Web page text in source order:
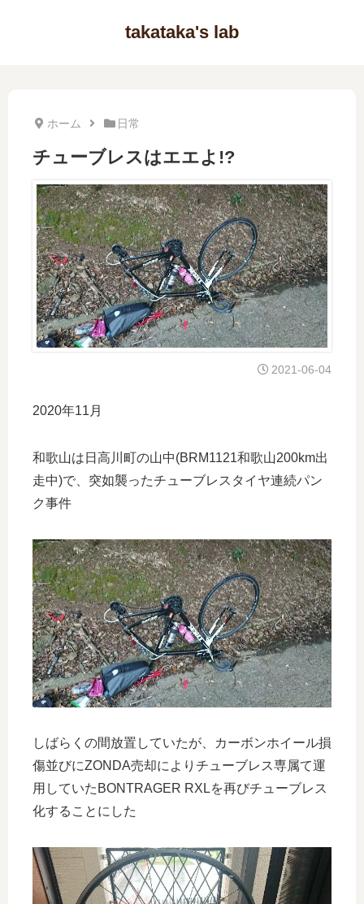
takataka's lab
ホーム 日常
チューブレスはエエよ!?
2021-06-04
2020年11月
和歌山は日高川町の山中(BRM1121和歌山200km出
走中)で、突如襲ったチューブレスタイヤ連続パン
ク事件
しばらくの間放置していたが、カーボンホイール損
傷並びにZONDA売却によりチューブレス専属て運
用していたBONTRAGER RXLを再びチューブレス
化することにした